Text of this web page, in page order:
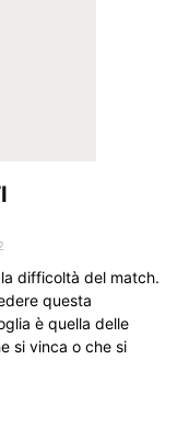
difficoltà del match.
questa
è quella delle
si vinca o che si